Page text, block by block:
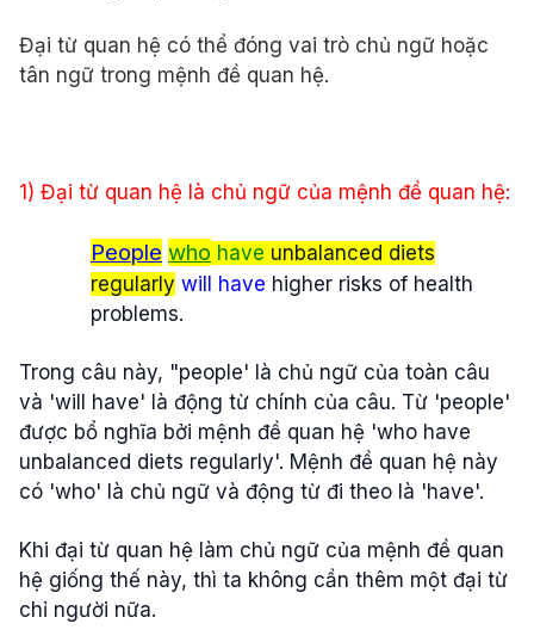
Đại từ quan hệ có thể đóng vai trò chủ ngữ hoặc
tân ngữ trong mệnh đề quan hệ.
1) Đại từ quan hệ là chủ ngữ của mệnh đề quan hệ:
People who have unbalanced diets
regularly will have higher risks of health
problems.
Trong câu này, "people' là chủ ngữ của toàn câu
và 'will have' là động từ chính của câu. Từ 'people'
được bổ nghĩa bởi mệnh đề quan hệ 'who have
unbalanced diets regularly'. Mệnh đề quan hệ này
có 'who' là chủ ngữ và động từ đi theo là 'have'.
Khi đại từ quan hệ làm chủ ngữ của mệnh đề quan
hệ giống thế này, thì ta không cần thêm một đại từ
chỉ người nữa.